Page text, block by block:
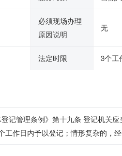
必须现场办理
原因说明
无
法定时限 3个工
登记管理条例》第十九条 登记机关
工作日内予以登记；情形复杂的，